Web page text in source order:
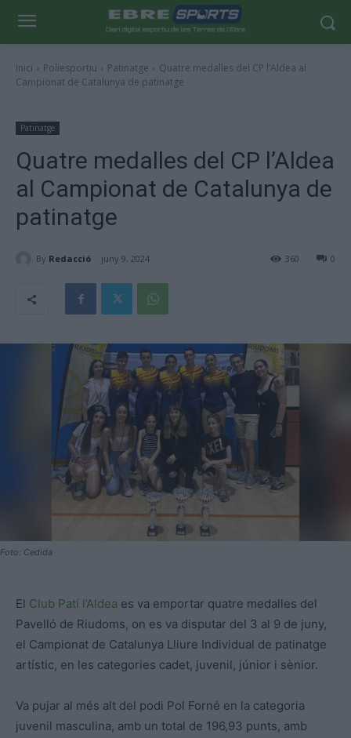
Inici Poliesportiu Patinatge
Quatre medalles del CP l’Aldea al
Campionat de Catalunya de patinatge
Patinatge
Quatre medalles del CP l’Aldea
al Campionat de Catalunya de
patinatge
By Redacció juny 9, 2024 0
360
Foto: Cedida
El Club Patí l’Aldea es va emportar quatre medalles del
Pavelló de Riudoms, on es va disputar del 3 al 9 de juny,
el Campionat de Catalunya Lliure Individual de patinatge
artístic, en les categories cadet, juvenil, júnior i sènior.
Va pujar al més alt del podi Pol Forné en la categoria
juvenil masculina, amb un total de 196,93 punts, amb